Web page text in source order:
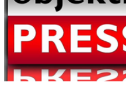
öğretip yaşatan, toplumumuzun
belleği olan insanlar olduğunu
18-24 Mart yaşlılara saygı haftası
dolayısıyla Şanlıurfa Harran
Hastanesi Göğüs Hastalıkları
Dalı...